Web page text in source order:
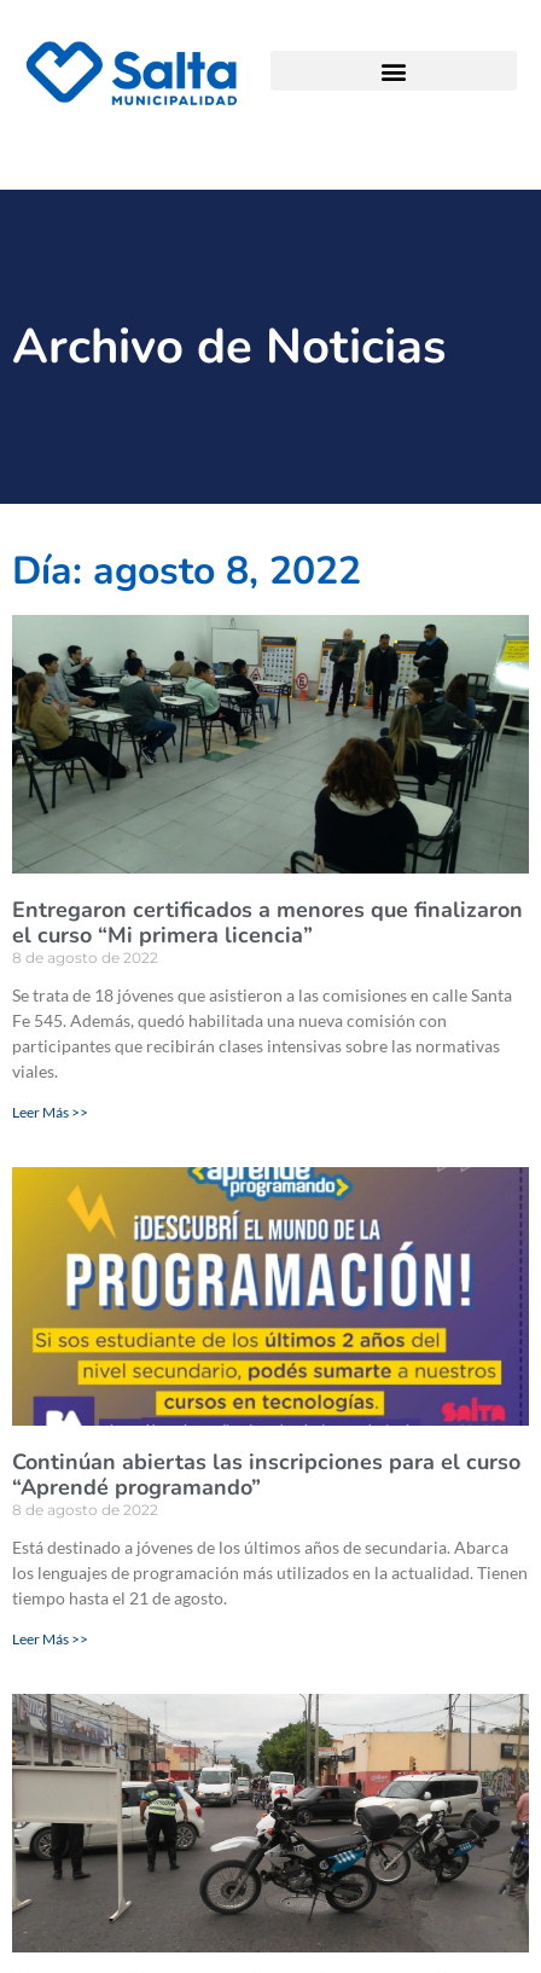
Archivo de Noticias
Día: agosto 8, 2022
Entregaron certificados a menores que finalizaron
el curso “Mi primera licencia”
8 de agosto de 2022
Se trata de 18 jóvenes que asistieron a las comisiones en calle Santa
Fe 545. Además, quedó habilitada una nueva comisión con
participantes que recibirán clases intensivas sobre las normativas
viales.
Leer Más >>
Continúan abiertas las inscripciones para el curso
“Aprendé programando”
8 de agosto de 2022
Está destinado a jóvenes de los últimos años de secundaria. Abarca
los lenguajes de programación más utilizados en la actualidad. Tienen
tiempo hasta el 21 de agosto.
Leer Más >>